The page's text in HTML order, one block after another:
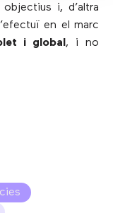
i, d’altra
en el marc
i global , i no